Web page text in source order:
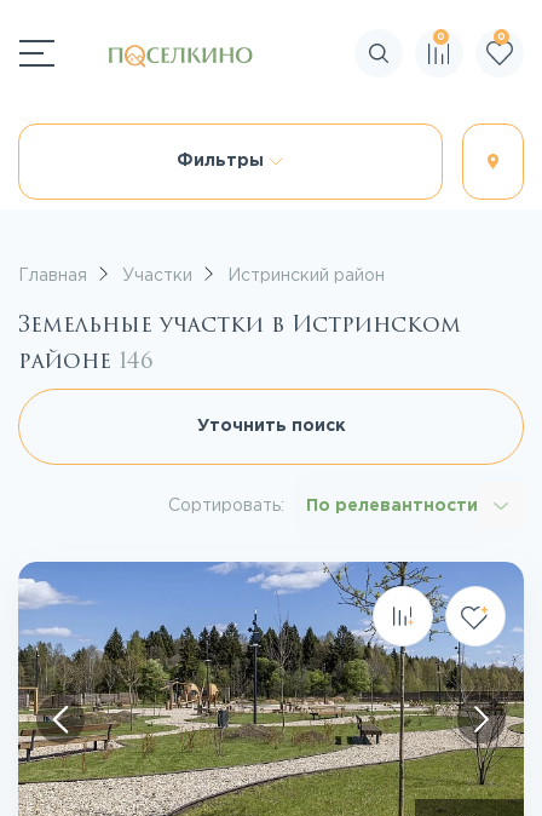
Поиск по сайту
0 0
Фильтры
Главная Участки Истринский район
Земельные участки в Истринском
районе 146
Уточнить поиск
Сортировать: По релевантности